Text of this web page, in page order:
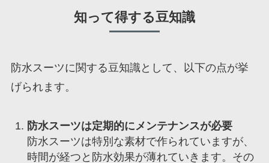
知って得する豆知識
防水スーツに関する豆知識として、以下の点が挙
げられます。
防水スーツは定期的にメンテナンスが必要
防水スーツは特別な素材で作られていますが、
時間が経つと防水効果が薄れていきます。その